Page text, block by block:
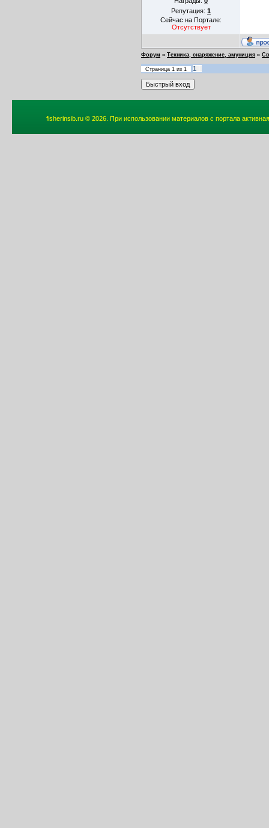
Репутация: 1
Сейчас на Портале:
Отсутствует
Форум » Техника, снаряжение, амуниция »
Страница 1 из 1 1
fisherinsib.ru © 2026. При использовании материалов с портала